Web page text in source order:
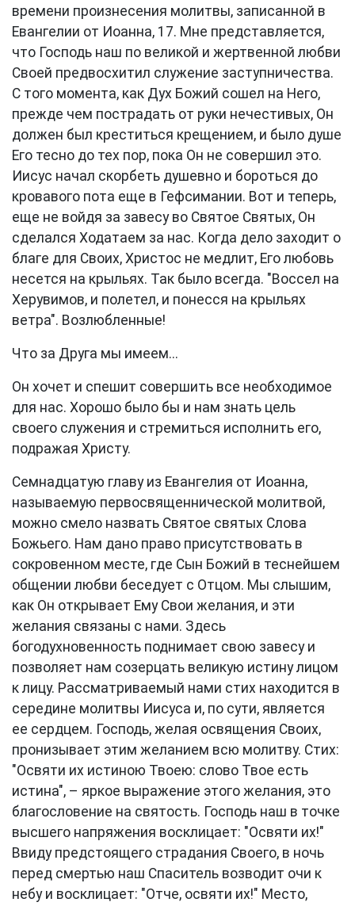
времени произнесения молитвы, записанной в
Евангелии от Иоанна, 17. Мне представляется,
что Господь наш по великой и жертвенной любви
Своей предвосхитил служение заступничества.
С того момента, как Дух Божий сошел на Него,
прежде чем пострадать от руки нечестивых, Он
должен был креститься крещением, и было душе
Его тесно до тех пор, пока Он не совершил это.
Иисус начал скорбеть душевно и бороться до
кровавого пота еще в Гефсимании. Вот и теперь,
еще не войдя за завесу во Святое Святых, Он
сделался Ходатаем за нас. Когда дело заходит о
благе для Своих, Христос не медлит, Его любовь
несется на крыльях. Так было всегда. "Воссел на
Херувимов, и полетел, и понесся на крыльях
ветра". Возлюбленные!
Что за Друга мы имеем...
Он хочет и спешит совершить все необходимое
для нас. Хорошо было бы и нам знать цель
своего служения и стремиться исполнить его,
подражая Христу.
Семнадцатую главу из Евангелия от Иоанна,
называемую первосвященнической молитвой,
можно смело назвать Святое святых Слова
Божьего. Нам дано право присутствовать в
сокровенном месте, где Сын Божий в теснейшем
общении любви беседует с Отцом. Мы слышим,
как Он открывает Ему Свои желания, и эти
желания связаны с нами. Здесь
богодухновенность поднимает свою завесу и
позволяет нам созерцать великую истину лицом
к лицу. Рассматриваемый нами стих находится в
середине молитвы Иисуса и, по сути, является
ее сердцем. Господь, желая освящения Своих,
пронизывает этим желанием всю молитву. Стих:
"Освяти их истиною Твоею: слово Твое есть
истина", – яркое выражение этого желания, это
благословение на святость. Господь наш в точке
высшего напряжения восклицает: "Освяти их!"
Ввиду предстоящего страдания Своего, в ночь
перед смертью наш Спаситель возводит очи к
небу и восклицает: "Отче, освяти их!" Место,